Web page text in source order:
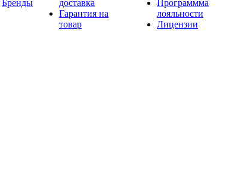
Бренды
доставка
Гарантия на
товар
Программма
лояльности
Лицензии